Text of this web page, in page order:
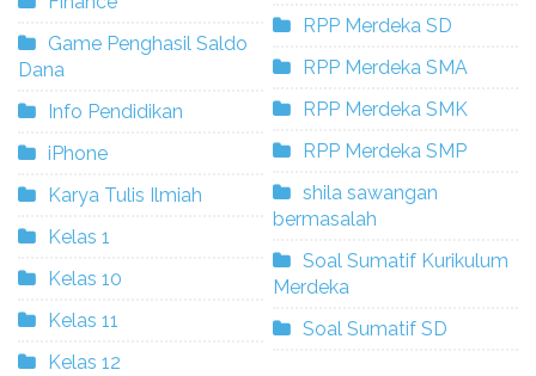
Game Penghasil Saldo
Dana
Info Pendidikan
iPhone
Karya Tulis Ilmiah
Kelas 1
Kelas 10
Kelas 11
Kelas 12
RPP Merdeka SD
RPP Merdeka SMA
RPP Merdeka SMK
RPP Merdeka SMP
shila sawangan
bermasalah
Soal Sumatif Kurikulum
Merdeka
Soal Sumatif SD